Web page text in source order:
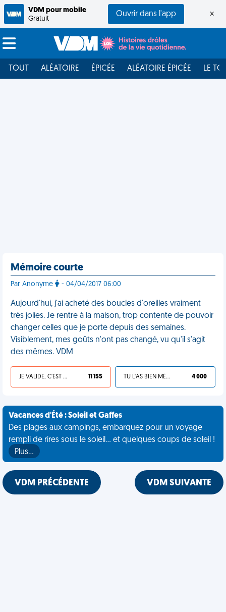
VDM pour mobile
Gratuit
Ouvrir dans l'app ×
TOUT ALÉATOIRE ÉPICÉE ALÉATOIRE ÉPICÉE LE
Mémoire courte
Par Anonyme - 04/04/2017 06:00
Aujourd'hui, j'ai acheté des boucles d'oreilles vraiment
très jolies. Je rentre à la maison, trop contente de pouvoir
changer celles que je porte depuis des semaines.
Visiblement, mes goûts n'ont pas changé, vu qu'il s'agit
des mêmes. VDM
JE VALIDE, C'EST UNE VDM 11 155 TU L'AS BIEN MÉRITÉ 4 000
Vacances d'Été : Soleil et Gaffes
Des plages aux campings, embarquez pour un voyage
rempli de rires sous le soleil... et quelques coups de soleil !
Plus…
VDM PRÉCÉDENTE VDM SUIVANTE